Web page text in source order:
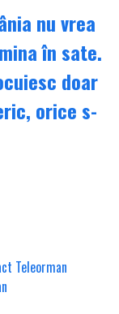
nu vrea
în sate.
doar
orice s-
Teleorman